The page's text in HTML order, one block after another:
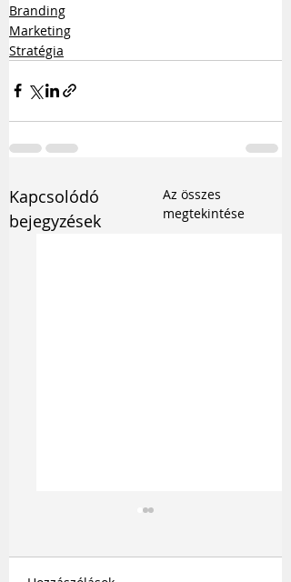
Branding
Marketing
Stratégia
Kapcsolódó
bejegyzések
Az összes
megtekintése